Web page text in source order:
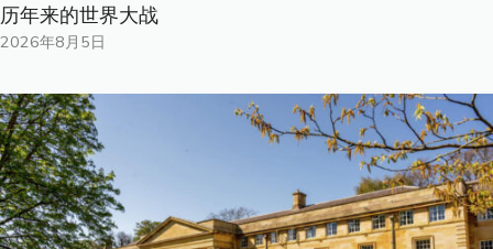
历年来的世界大战
2026年8月5日